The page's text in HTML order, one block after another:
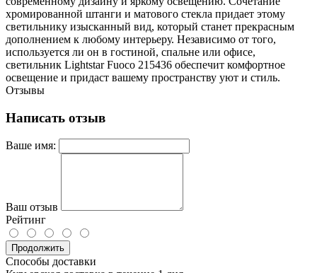
хромированной штанги и матового стекла придает этому
светильнику изысканный вид, который станет прекрасным
дополнением к любому интерьеру. Независимо от того,
используется ли он в гостиной, спальне или офисе,
светильник Lightstar Fuoco 215436 обеспечит комфортное
освещение и придаст вашему пространству уют и стиль.
Отзывы
Написать отзыв
Ваше имя:
Ваш отзыв
Рейтинг
Продолжить
Способы доставки